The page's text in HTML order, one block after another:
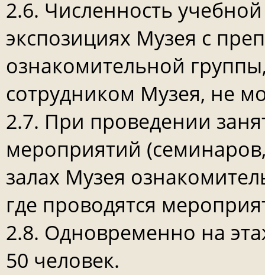
2.6. Численность
экспозициях Музея с
ознакомительной
сотрудником Музея, не
2.7. При проведении
мероприятий
залах Музея
где проводятся
2.8. Одновременно на
50 человек.